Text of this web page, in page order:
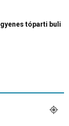
tóparti buli